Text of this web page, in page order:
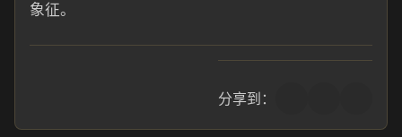
象征。
分享到：